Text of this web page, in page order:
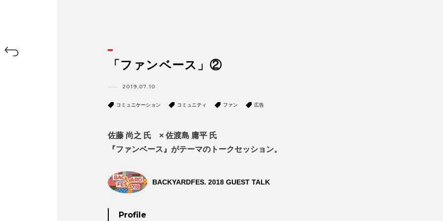
「ファンベース」②
2019.07.10
コミュニケーション コミュニティ ファン 広告
佐藤 尚之 氏 × 佐渡島 庸平 氏
『ファンベース』がテーマのトークセッション。
BACKYARDFES. 2018 GUEST TALK
Profile